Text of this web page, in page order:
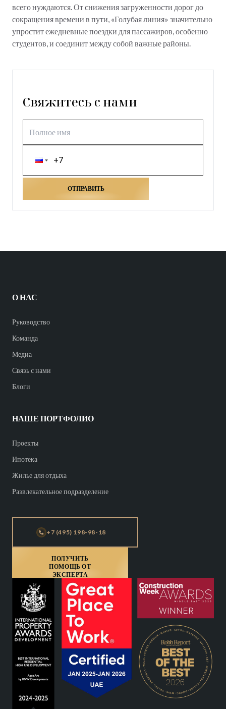
всего нуждаются. От снижения загруженности дорог до
сокращения времени в пути, «Голубая линия» значительно
упростит ежедневные поездки для пассажиров, особенно
студентов, и соединит между собой важные районы.
Свяжитесь с нами
ОТПРАВИТЬ
О НАС
Руководство
Команда
Медиа
Связь с нами
Блоги
НАШЕ ПОРТФОЛИО
Проекты
Ипотека
Жилье для отдыха
Развлекательное подразделение
+7 (495) 198-98-18
ПОЛУЧИТЬ
ПОМОЩЬ ОТ
ЭКСПЕРТА